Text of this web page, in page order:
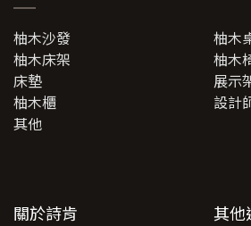
柚木沙發
柚木
柚木床架
柚木
床墊
展示
柚木櫃
設計
其他
關於詩肯 其他